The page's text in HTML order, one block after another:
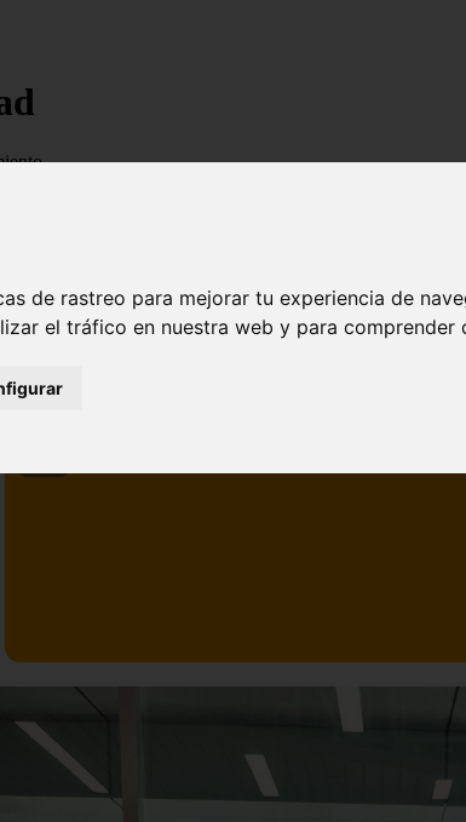
de rastreo para mejorar tu experiencia de
el tráfico en nuestra web y para